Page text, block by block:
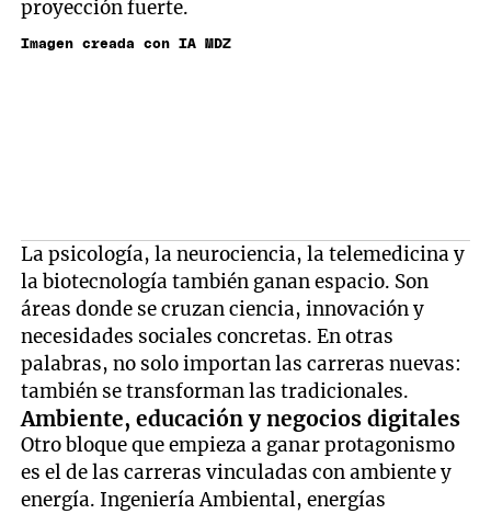
proyección fuerte.
Imagen creada con IA MDZ
La psicología, la neurociencia, la telemedicina y
la biotecnología también ganan espacio. Son
áreas donde se cruzan ciencia, innovación y
necesidades sociales concretas. En otras
palabras, no solo importan las carreras nuevas:
también se transforman las tradicionales.
Ambiente, educación y negocios digitales
Otro bloque que empieza a ganar protagonismo
es el de las carreras vinculadas con ambiente y
energía. Ingeniería Ambiental, energías